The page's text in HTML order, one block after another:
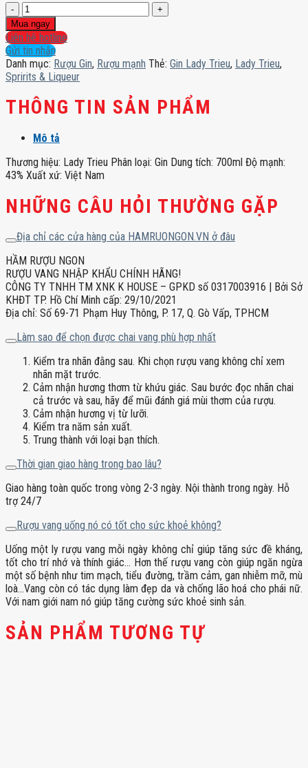
Gin
Lady
Trieu
số
lượng
Mua ngay
Liên hệ hotline
Gửi tin nhắn
Danh mục: Rượu Gin, Rượu mạnh Thẻ: Gin Lady Trieu, Lady Trieu,
Spririts & Liqueur
THÔNG TIN SẢN PHẨM
Mô tả
Thương hiệu: Lady Trieu Phân loại: Gin Dung tích: 700ml Độ mạnh:
43% Xuất xứ: Việt Nam
NHỮNG CÂU HỎI THƯỜNG GẶP
Địa chỉ các cửa hàng của HAMRUONGON.VN ở đâu
HẦM RƯỢU NGON
RƯỢU VANG NHẬP KHẨU CHÍNH HÃNG!
CÔNG TY TNHH TM XNK K HOUSE – GPKD số 0317003916 | Bởi Sở
KHĐT TP. Hồ Chí Minh cấp: 29/10/2021
Địa chỉ: Số 69-71 Phạm Huy Thông, P. 17, Q. Gò Vấp, TPHCM
Làm sao để chọn được chai vang phù hợp nhất
Kiểm tra nhãn đằng sau. Khi chọn rượu vang không chỉ xem
nhãn mặt trước.
Cảm nhận hương thơm từ khứu giác. Sau bước đọc nhãn chai
cả trước và sau, hãy để mũi đánh giá mùi thơm của rượu.
Cảm nhận hương vị từ lưỡi.
Kiểm tra năm sản xuất.
Trung thành với loại bạn thích.
Thời gian giao hàng trong bao lâu?
Giao hàng toàn quốc trong vòng 2-3 ngày. Nội thành trong ngày. Hỗ
trợ 24/7
Rượu vang uống nó có tốt cho sức khoẻ không?
Uống một ly rượu vang mỗi ngày không chỉ giúp tăng sức đề kháng,
tốt cho trí nhớ và thính giác… Hơn thế rượu vang còn giúp ngăn ngừa
một số bệnh như tim mạch, tiểu đường, trầm cảm, gan nhiễm mỡ, mù
loà…Vang còn có tác dụng làm đẹp da và chống lão hoá cho phái nữ.
Với nam giới nam nó giúp tăng cường sức khoẻ sinh sản.
SẢN PHẨM TƯƠNG TỰ